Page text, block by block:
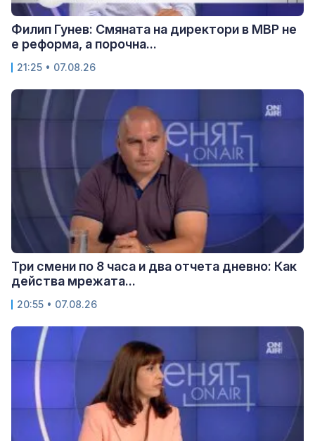
Филип Гунев: Смяната на директори в МВР не
е реформа, а порочна...
21:25 • 07.08.26
Три смени по 8 часа и два отчета дневно: Как
действа мрежата...
20:55 • 07.08.26